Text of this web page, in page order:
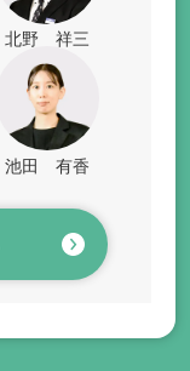
北野 祥三
池田 有香